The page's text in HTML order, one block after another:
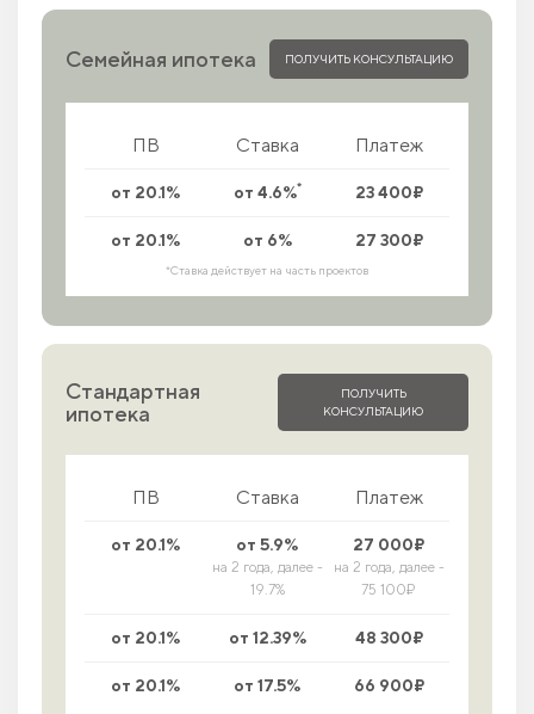
Семейная ипотека ПОЛУЧИТЬ КОНСУЛЬТАЦИЮ
ПВ Ставка Платеж
от 20.1% от 4.6%* 23 400₽
от 20.1% от 6% 27 300₽
*Ставка действует на часть проектов
Стандартная
ипотека
ПОЛУЧИТЬ
КОНСУЛЬТАЦИЮ
ПВ Ставка Платеж
от 20.1% от 5.9%
на 2 года, далее -
19.7%
27 000₽
на 2 года, далее -
75 100₽
от 20.1% от 12.39% 48 300₽
от 20.1% от 17.5% 66 900₽